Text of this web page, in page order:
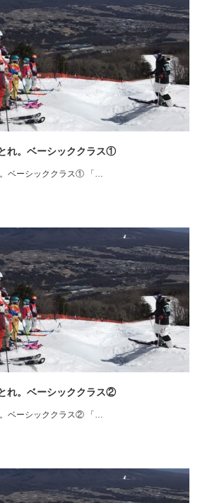
れ。ベーシッククラス①
ベーシッククラス① 「…
れ。ベーシッククラス②
ベーシッククラス② 「…